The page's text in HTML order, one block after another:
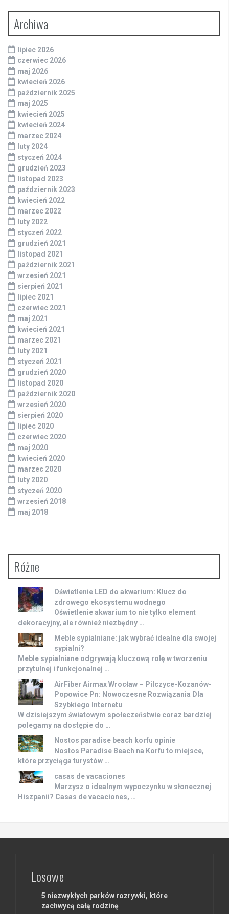
Archiwa
lipiec 2026
czerwiec 2026
maj 2026
kwiecień 2026
październik 2025
maj 2025
kwiecień 2025
kwiecień 2024
marzec 2024
luty 2024
styczeń 2024
grudzień 2023
listopad 2023
październik 2023
kwiecień 2022
marzec 2022
luty 2022
styczeń 2022
grudzień 2021
listopad 2021
październik 2021
wrzesień 2021
sierpień 2021
lipiec 2021
czerwiec 2021
maj 2021
kwiecień 2021
marzec 2021
luty 2021
styczeń 2021
grudzień 2020
listopad 2020
październik 2020
wrzesień 2020
sierpień 2020
lipiec 2020
czerwiec 2020
maj 2020
kwiecień 2020
marzec 2020
luty 2020
styczeń 2020
wrzesień 2018
maj 2018
Różne
Oświetlenie LED do akwarium: Klucz do
zdrowego ekosystemu wodnego
Oświetlenie akwarium to nie tylko element
dekoracyjny, ale również niezbędny …
Meble sypialniane: jak wybrać idealne dla swojej
sypialni?
Meble sypialniane odgrywają kluczową rolę w tworzeniu
przytulnej i funkcjonalnej …
AirFiber Airmax Wrocław – Pilczyce-Kozanów-
Popowice Pn: Nowoczesne Rozwiązania Dla
Szybkiego Internetu
W dzisiejszym światowym społeczeństwie coraz bardziej
polegamy na dostępie do …
Nostos paradise beach korfu opinie
Nostos Paradise Beach na Korfu to miejsce,
które przyciąga turystów …
casas de vacaciones
Marzysz o idealnym wypoczynku w słonecznej
Hiszpanii? Casas de vacaciones, …
Losowe
5 niezwykłych parków rozrywki, które
zachwycą całą rodzinę